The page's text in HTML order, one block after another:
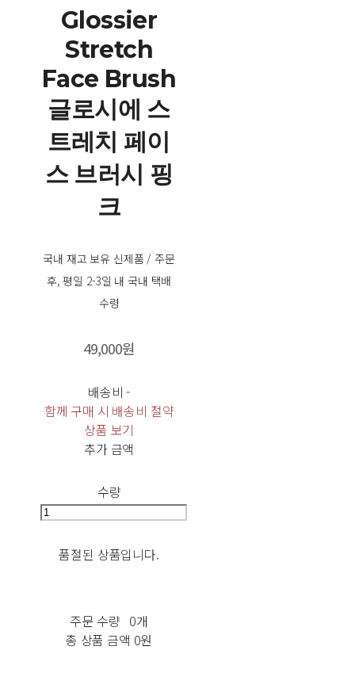
Glossier
Stretch
Face Brush
글로시에 스
트레치 페이
스 브러시 핑
크
국내 재고 보유 신제품 / 주문
후, 평일 2-3일 내 국내 택배
수령
49,000원
배송비-
함께 구매 시 배송비 절약
상품 보기
추가 금액
수량
품절된 상품입니다.
주문 수량 0개
총 상품 금액 0원